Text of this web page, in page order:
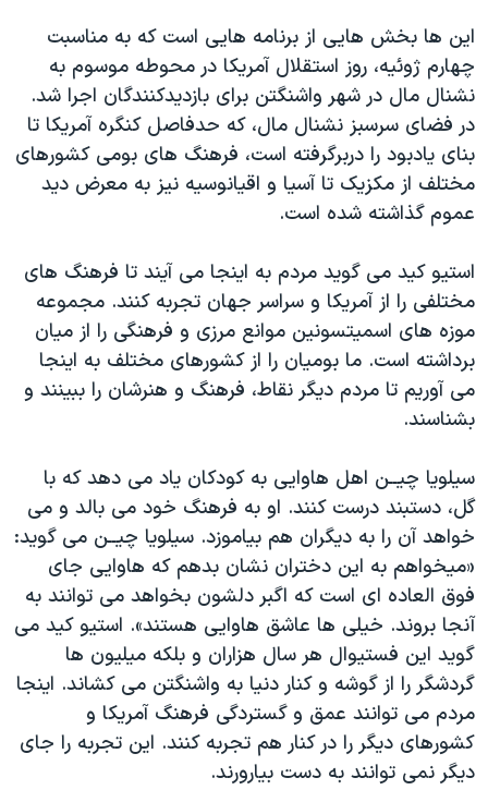
اين ها بخش هايی از برنامه هايی است که به مناسبت
چهارم ژوئيه، روز استقلال آمريکا در محوطه موسوم به
نشنال مال در شهر واشنگتن برای بازديدکنندگان اجرا شد.
در فضای سرسبز نشنال مال، که حدفاصل کنگره آمريکا تا
بنای يادبود را دربرگرفته است، فرهنگ های بومی کشورهای
مختلف از مکزيک تا آسيا و اقيانوسيه نیز به معرض ديد
عموم گذاشته شده است.
استيو کيد می گويد مردم به اينجا می آيند تا فرهنگ های
مختلفی را از آمريکا و سراسر جهان تجربه کنند. مجموعه
موزه های اسميتسونين موانع مرزی و فرهنگی را از ميان
برداشته است. ما بوميان را از کشورهای مختلف به اينجا
می آوريم تا مردم ديگر نقاط، فرهنگ و هنرشان را ببينند و
بشناسند.
سيلويا چيــن اهل هاوايی به کودکان ياد می دهد که با
گل، دستبند درست کنند. او به فرهنگ خود می بالد و می
خواهد آن را به ديگران هم بياموزد. سيلويا چيــن می گويد:
«میخواهم به اين دختران نشان بدهم که هاوايی جای
فوق العاده ای است که اگبر دلشون بخواهد می توانند به
آنجا بروند. خيلی ها عاشق هاوايی هستند». استيو کيد می
گويد اين فستيوال هر سال هزاران و بلکه ميليون ها
گردشگر را از گوشه و کنار دنيا به واشنگتن می کشاند. اينجا
مردم می توانند عمق و گستردگی فرهنگ آمريکا و
کشورهای ديگر را در کنار هم تجربه کنند. اين تجربه را جای
ديگر نمی توانند به دست بيارورند.